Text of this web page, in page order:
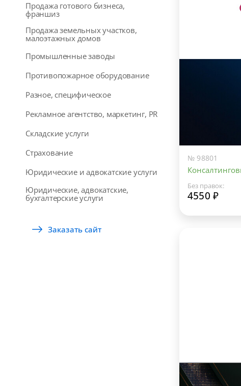
Продажа готового бизнеса,
франшиз
Продажа земельных участков,
малоэтажных домов
Промышленные заводы
Противопожарное оборудование
Разное, специфическое
Рекламное агентство, маркетинг, PR
Складские услуги
Страхование
Юридические и адвокатские услуги
Юридические, адвокатские,
бухгалтерские услуги
Заказать сайт
№ 98801
Без правок:
4550 ₽